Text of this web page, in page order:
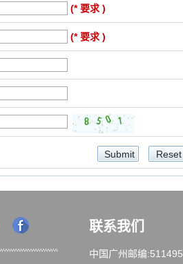
(* 要求 )
(* 要求 )
联系我们
中国广州邮编:511495